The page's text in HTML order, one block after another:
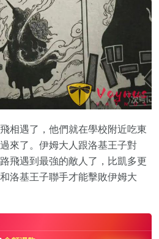
相遇了，他們就在學校附近吃東
來了。伊姆大人跟洛基王子對
飛遇到最強的敵人了，比凱多更
洛基王子聯手才能擊敗伊姆大